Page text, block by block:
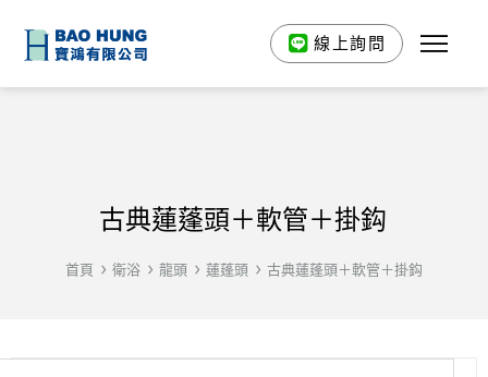
線上詢問
古典蓮蓬頭＋軟管＋掛鈎
首頁 衛浴 龍頭 蓮蓬頭 古典蓮蓬頭＋軟管＋掛鈎